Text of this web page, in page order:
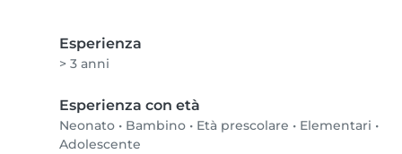
Esperienza
> 3 anni
Esperienza con età
Neonato • Bambino • Età prescolare • Elementari •
Adolescente